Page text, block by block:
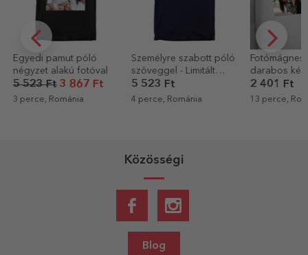
Egyedi pamut póló
négyzet alakú fotóval
5 523 Ft3 867 Ft
3 perce, Románia
Személyre szabott póló
szöveggel - Limitált
kiadás
5 523 Ft
4 perce, Románia
darabos
cm
2 401 Ft
13 perce,
Közösségi
Blog